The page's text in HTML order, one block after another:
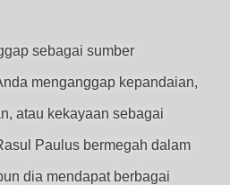
sebagai sumber
menganggap kepandaian,
atau kekayaan sebagai
Paulus bermegah dalam
dia mendapat berbagai